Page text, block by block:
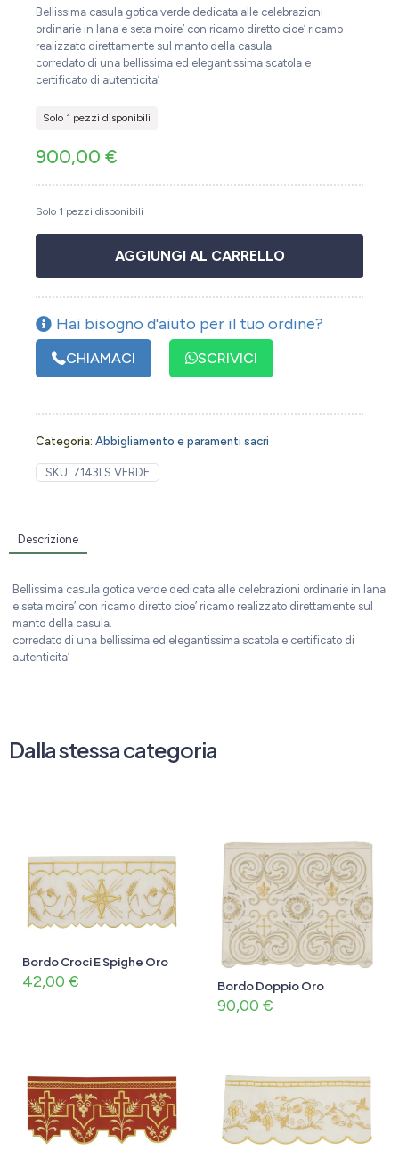
Bellissima casula gotica verde dedicata alle celebrazioni
ordinarie in lana e seta moire’ con ricamo diretto cioe’ ricamo
realizzato direttamente sul manto della casula.
corredato di una bellissima ed elegantissima scatola e
certificato di autenticita’
Solo 1 pezzi disponibili
900,00 €
Solo 1 pezzi disponibili
AGGIUNGI AL CARRELLO
Hai bisogno d'aiuto per il tuo ordine?
CHIAMACI SCRIVICI
Categoria: Abbigliamento e paramenti sacri
SKU: 7143LS VERDE
Descrizione
Bellissima casula gotica verde dedicata alle celebrazioni ordinarie in lana
e seta moire’ con ricamo diretto cioe’ ricamo realizzato direttamente sul
manto della casula.
corredato di una bellissima ed elegantissima scatola e certificato di
autenticita’
Dalla stessa categoria
Bordo Croci E Spighe Oro
42,00 € Bordo Doppio Oro
90,00 €